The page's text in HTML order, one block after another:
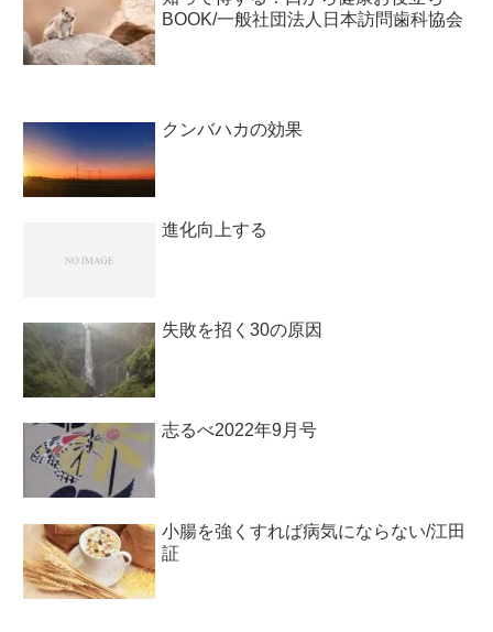
BOOK/一般社団法人日本訪問歯科協会￼
クンバハカの効果
進化向上する
失敗を招く30の原因
志るべ2022年9月号
小腸を強くすれば病気にならない/江田
証